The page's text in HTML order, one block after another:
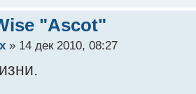
"Ascot"
» 14 дек 2010, 08:27